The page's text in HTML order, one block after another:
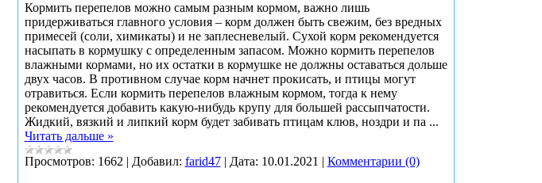
Кормить перепелов можно самым разным кормом, важно лишь
придерживаться главного условия – корм должен быть свежим, без вредных
примесей (соли, химикаты) и не заплесневелый. Сухой корм рекомендуется
насыпать в кормушку с определенным запасом. Можно кормить перепелов
влажными кормами, но их остатки в кормушке не должны оставаться дольше
двух часов. В противном случае корм начнет прокисать, и птицы могут
отравиться. Если кормить перепелов влажным кормом, тогда к нему
рекомендуется добавить какую-нибудь крупу для большей рассыпчатости.
Жидкий, вязкий и липкий корм будет забивать птицам клюв, ноздри и па ...
Читать дальше »
Просмотров: 1662 | Добавил: farid47 | Дата: 10.01.2021 | Комментарии (0)